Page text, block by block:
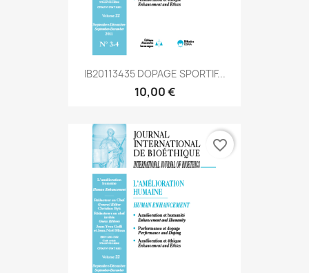
IB20113435 DOPAGE SPORTIF...
10,00 €
favorite_border